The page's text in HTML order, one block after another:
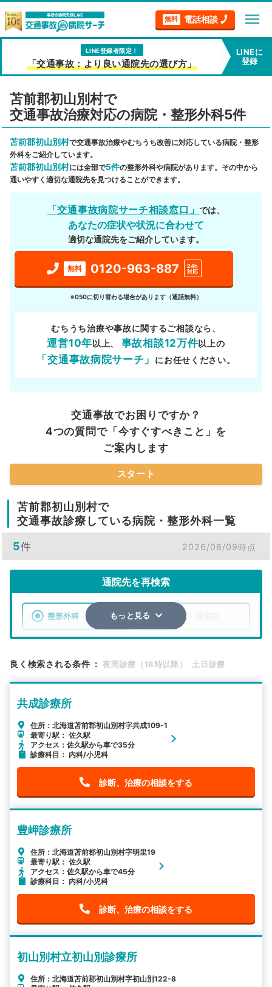
無料 電話相談 menu
LINE登録者限定！
「交通事故：より良い通院先の選び方」
LINEに
登録
苫前郡初山別村で
交通事故治療対応の病院・整形外科5件
苫前郡初山別村で交通事故治療やむちうち改善に対応している病院・整形
外科をご紹介しています。
苫前郡初山別村には全部で5件の整形外科や病院があります。その中から
通いやすく適切な通院先を見つけることができます。
「交通事故病院サーチ相談窓口」では、
あなたの症状や状況に合わせて
適切な通院先をご紹介しています。
無料 0120-963-887
24h
対応
※050に切り替わる場合があります（通話無料）
むちうち治療や事故に関するご相談なら、
運営10年以上、 事故相談12万件以上の
「交通事故病院サーチ」 にお任せください。
交通事故でお困りですか？
4つの質問で「今すぐすべきこと」を
ご案内します
スタート
苫前郡初山別村で
交通事故診療している病院・整形外科一覧
5件 2026/08/09時点
通院先を再検索
整形外科 整骨院・接骨院
検索する
その他の検索方法
駅から探す
もっと見る
良く検索される条件 ： 夜間診療（18時以降） 土日診療
共成診療所
住所：北海道苫前郡初山別村字共成109-1
最寄り駅： 佐久駅
アクセス：佐久駅から車で35分
診療科目： 内科/小児科
診断、治療の相談をする
豊岬診療所
住所：北海道苫前郡初山別村字明里19
最寄り駅： 佐久駅
アクセス：佐久駅から車で45分
診療科目： 内科/小児科
診断、治療の相談をする
初山別村立初山別診療所
住所：北海道苫前郡初山別村字初山別122-8